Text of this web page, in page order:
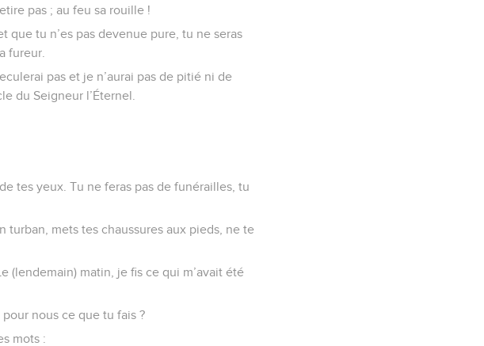
pas ; au feu sa rouille !
que tu n’es pas devenue pure, tu ne seras
fureur.
pas et je n’aurai pas de pitié ni de
du Seigneur l’Éternel.
tes yeux. Tu ne feras pas de funérailles, tu
turban, mets tes chaussures aux pieds, ne te
(lendemain) matin, je fis ce qui m’avait été
nous ce que tu fais ?
mots :